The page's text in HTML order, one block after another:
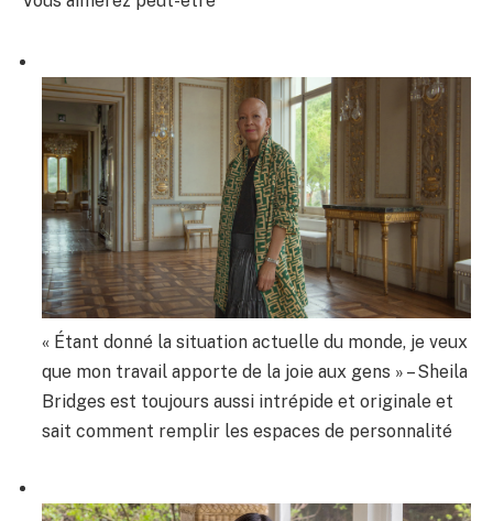
« Étant donné la situation actuelle du monde, je veux
que mon travail apporte de la joie aux gens » – Sheila
Bridges est toujours aussi intrépide et originale et
sait comment remplir les espaces de personnalité